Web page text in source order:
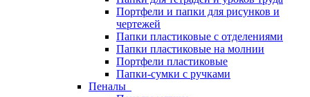
Портфели и папки для рисунков и
чертежей
Папки пластиковые с отделениями
Папки пластиковые на молнии
Портфели пластиковые
Папки-сумки с ручками
Пеналы